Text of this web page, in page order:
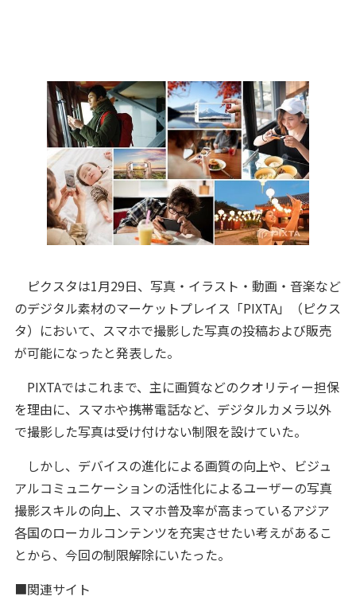
ピクスタは1月29日、写真・イラスト・動画・音楽など
のデジタル素材のマーケットプレイス「PIXTA」（ピクス
タ）において、スマホで撮影した写真の投稿および販売
が可能になったと発表した。
PIXTAではこれまで、主に画質などのクオリティー担保
を理由に、スマホや携帯電話など、デジタルカメラ以外
で撮影した写真は受け付けない制限を設けていた。
しかし、デバイスの進化による画質の向上や、ビジュ
アルコミュニケーションの活性化によるユーザーの写真
撮影スキルの向上、スマホ普及率が高まっているアジア
各国のローカルコンテンツを充実させたい考えがあるこ
とから、今回の制限解除にいたった。
■関連サイト